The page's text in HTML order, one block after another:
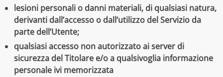
lesioni personali o danni materiali, di qualsiasi natura,
derivanti dall’accesso o dall’utilizzo del Servizio da
parte dell’Utente;
qualsiasi accesso non autorizzato ai server di
sicurezza del Titolare e/o a qualsivoglia informazione
personale ivi memorizzata